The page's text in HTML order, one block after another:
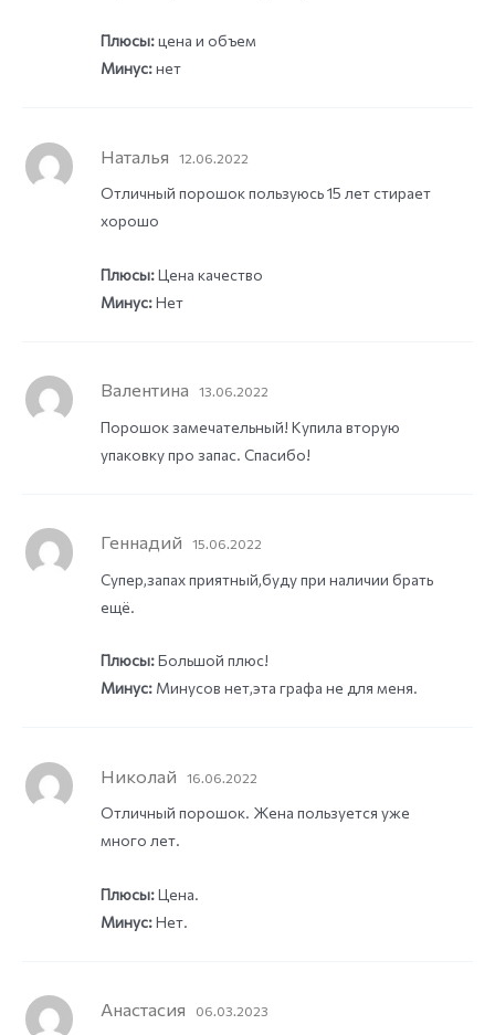
Плюсы:цена и объем
Минус:нет
Наталья 12.06.2022
Отличный порошок пользуюсь 15 лет стирает
хорошо
Плюсы:Цена качество
Минус:Нет
Валентина 13.06.2022
Порошок замечательный! Купила вторую
упаковку про запас. Спасибо!
Геннадий 15.06.2022
Супер,запах приятный,буду при наличии брать
ещё.
Плюсы:Большой плюс!
Минус:Минусов нет,эта графа не для меня.
Николай 16.06.2022
Отличный порошок. Жена пользуется уже
много лет.
Плюсы:Цена.
Минус:Нет.
Анастасия 06.03.2023